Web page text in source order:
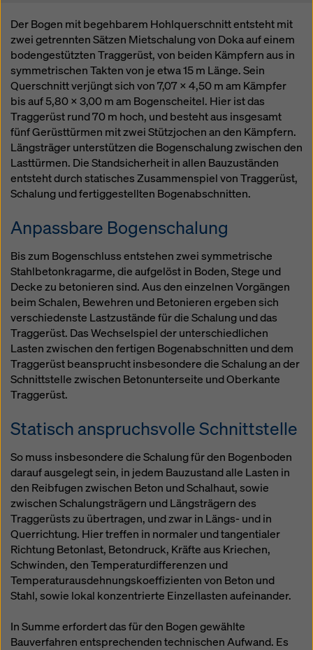
Der Bogen mit begehbarem Hohlquerschnitt entsteht mit
zwei getrennten Sätzen Mietschalung von Doka auf einem
bodengestützten Traggerüst, von beiden Kämpfern aus in
symmetrischen Takten von je etwa 15 m Länge. Sein
Querschnitt verjüngt sich von 7,07 x 4,50 m am Kämpfer
bis auf 5,80 x 3,00 m am Bogenscheitel. Hier ist das
Traggerüst rund 70 m hoch, und besteht aus insgesamt
fünf Gerüsttürmen mit zwei Stützjochen an den Kämpfern.
Längsträger unterstützen die Bogenschalung zwischen den
Lasttürmen. Die Standsicherheit in allen Bauzuständen
entsteht durch statisches Zusammenspiel von Traggerüst,
Schalung und fertiggestellten Bogenabschnitten.
Anpassbare Bogenschalung
Bis zum Bogenschluss entstehen zwei symmetrische
Stahlbetonkragarme, die aufgelöst in Boden, Stege und
Decke zu betonieren sind. Aus den einzelnen Vorgängen
beim Schalen, Bewehren und Betonieren ergeben sich
verschiedenste Lastzustände für die Schalung und das
Traggerüst. Das Wechselspiel der unterschiedlichen
Lasten zwischen den fertigen Bogenabschnitten und dem
Traggerüst beansprucht insbesondere die Schalung an der
Schnittstelle zwischen Betonunterseite und Oberkante
Traggerüst.
Statisch anspruchsvolle Schnittstelle
So muss insbesondere die Schalung für den Bogenboden
darauf ausgelegt sein, in jedem Bauzustand alle Lasten in
den Reibfugen zwischen Beton und Schalhaut, sowie
zwischen Schalungsträgern und Längsträgern des
Traggerüsts zu übertragen, und zwar in Längs- und in
Querrichtung. Hier treffen in normaler und tangentialer
Richtung Betonlast, Betondruck, Kräfte aus Kriechen,
Schwinden, den Temperaturdifferenzen und
Temperaturausdehnungskoeffizienten von Beton und
Stahl, sowie lokal konzentrierte Einzellasten aufeinander.
In Summe erfordert das für den Bogen gewählte
Bauverfahren entsprechenden technischen Aufwand. Es